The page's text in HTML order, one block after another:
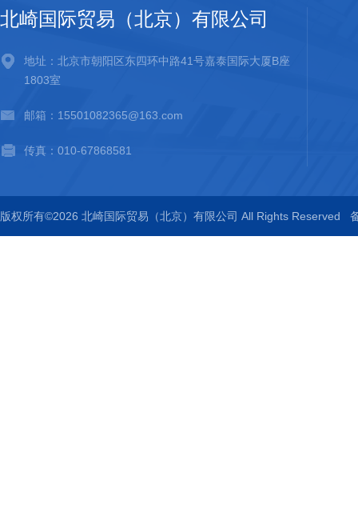
北崎国际贸易（北京）有限公司
地址：北京市朝阳区东四环中路41号嘉泰国际大厦B座
1803室
邮箱：15501082365@163.com
传真：010-67868581
版权所有©2026 北崎国际贸易（北京）有限公司 All Rights Reserved